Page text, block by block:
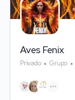
Aves Fenix
Privado Grupo